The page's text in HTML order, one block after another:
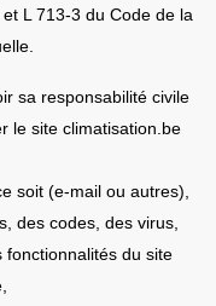
L 713-3 du Code de la
sa responsabilité civile
le site climatisation.be
soit (e-mail ou autres),
des codes, des virus,
du site